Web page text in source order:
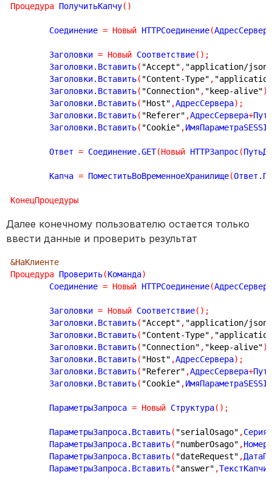
Процедура ПолучитьКапчу( )
	Соединение
= Новый HTTPСоединение(
	Заголовки
= Новый Соответствие( ) ;
	Заголовки.Вставить
( "Accept" , "application/
	Заголовки.Вставить
( "Content-Type" ,
	Заголовки.Вставить
( "Connection" , "keep-alive")
	Заголовки.Вставить
( "Host" ,АдресСервера) ;
	Заголовки.Вставить
( "Referer" ,АдресСервера+
	Заголовки.Вставить
( "Cookie" ,
	Ответ
= Соединение.GET(Новый HTTPЗапрос(
	Капча
= ПоместитьВоВременноеХранилище(
КонецПроцедуры
Далее конечному пользователю остается только
ввести данные и проверить результат
&НаКлиенте
Процедура Проверить(Команда)
	Соединение
= Новый HTTPСоединение(
	Заголовки
= Новый Соответствие( ) ;
	Заголовки.Вставить
( "Accept" , "application/
	Заголовки.Вставить
( "Content-Type" ,
	Заголовки.Вставить
( "Connection" , "keep-alive")
	Заголовки.Вставить
( "Host" ,АдресСервера) ;
	Заголовки.Вставить
( "Referer" ,АдресСервера+
	Заголовки.Вставить
( "Cookie" ,
	ПараметрыЗапроса
= Новый Структура( ) ;
	ПараметрыЗапроса.Вставить
( "serialOsago" ,
	ПараметрыЗапроса.Вставить
( "numberOsago" ,
	ПараметрыЗапроса.Вставить
( "dateRequest" ,
	ПараметрыЗапроса.Вставить
( "answer" ,ТекстКапчи